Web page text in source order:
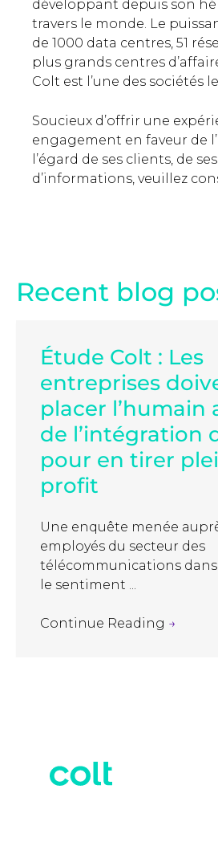
développant depuis son
travers le monde. Le
de 1000 data centres, 51
plus grands centres
Colt est l’une des sociétés
Soucieux d’offrir une
engagement en faveur de
l’égard de ses clients, de
d’informations, veuillez
Recent blog
Étude Colt : Les
entreprises
placer
de l’intégration
pour en tirer
profit
Une enquête menée
employés du secteur des
télécommunications dans
le sentiment ...
Continue Reading →